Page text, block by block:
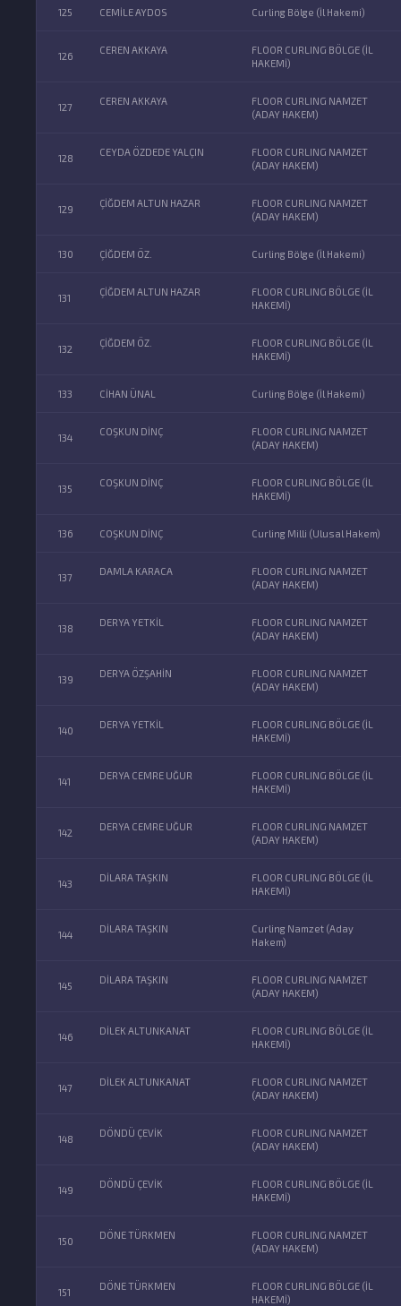
125 CEMİLE AYDOS Curling Bölge (İl Hakemi)
126
CEREN AKKAYA
FLOOR CURLING BÖLGE (İL
HAKEMİ)
127
CEREN AKKAYA
FLOOR CURLING NAMZET
(ADAY HAKEM)
128
CEYDA ÖZDEDE YALÇIN
FLOOR CURLING NAMZET
(ADAY HAKEM)
129
ÇİĞDEM ALTUN HAZAR
FLOOR CURLING NAMZET
(ADAY HAKEM)
130 ÇİĞDEM ÖZ. Curling Bölge (İl Hakemi)
131
ÇİĞDEM ALTUN HAZAR
FLOOR CURLING BÖLGE (İL
HAKEMİ)
132
ÇİĞDEM ÖZ.
FLOOR CURLING BÖLGE (İL
HAKEMİ)
133 CİHAN ÜNAL Curling Bölge (İl Hakemi)
134
COŞKUN DİNÇ
FLOOR CURLING NAMZET
(ADAY HAKEM)
135
COŞKUN DİNÇ
FLOOR CURLING BÖLGE (İL
HAKEMİ)
136 COŞKUN DİNÇ Curling Milli (Ulusal Hakem)
137
DAMLA KARACA
FLOOR CURLING NAMZET
(ADAY HAKEM)
138
DERYA YETKİL
FLOOR CURLING NAMZET
(ADAY HAKEM)
139
DERYA ÖZŞAHİN
FLOOR CURLING NAMZET
(ADAY HAKEM)
140
DERYA YETKİL
FLOOR CURLING BÖLGE (İL
HAKEMİ)
141
DERYA CEMRE UĞUR
FLOOR CURLING BÖLGE (İL
HAKEMİ)
142
DERYA CEMRE UĞUR
FLOOR CURLING NAMZET
(ADAY HAKEM)
143
DİLARA TAŞKIN
FLOOR CURLING BÖLGE (İL
HAKEMİ)
144
DİLARA TAŞKIN
Curling Namzet (Aday
Hakem)
145
DİLARA TAŞKIN
FLOOR CURLING NAMZET
(ADAY HAKEM)
146
DİLEK ALTUNKANAT
FLOOR CURLING BÖLGE (İL
HAKEMİ)
147
DİLEK ALTUNKANAT
FLOOR CURLING NAMZET
(ADAY HAKEM)
148
DÖNDÜ ÇEVİK
FLOOR CURLING NAMZET
(ADAY HAKEM)
149
DÖNDÜ ÇEVİK
FLOOR CURLING BÖLGE (İL
HAKEMİ)
150
DÖNE TÜRKMEN
FLOOR CURLING NAMZET
(ADAY HAKEM)
151
DÖNE TÜRKMEN
FLOOR CURLING BÖLGE (İL
HAKEMİ)